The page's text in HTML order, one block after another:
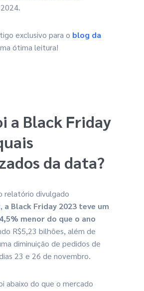
exclusivo para o blog da
ótima leitura!
a Black Friday
da data?
relatório divulgado
, a Black Friday 2023 teve um
menor do que o ano
R$5,23 bilhões, além de
diminuição de pedidos de
23 e 26 de novembro.
abaixo do que o mercado